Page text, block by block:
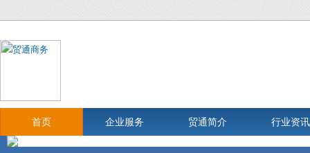
首页 企业服务 贸通简介 行业资讯